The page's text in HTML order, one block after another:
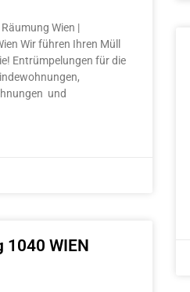
Wien |
Wir führen Ihren Müll
Entrümpelungen für die
und
1040 WIEN